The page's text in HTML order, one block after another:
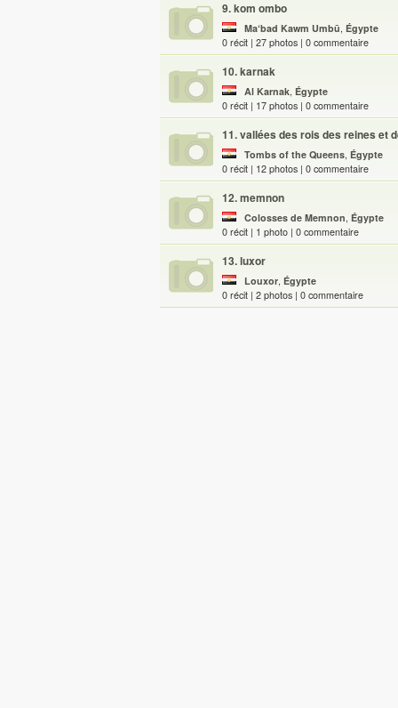
9. kom ombo
Ma‘bad Kawm Umbū, Égypte
0 récit | 27 photos | 0 commentaire
10. karnak
Al Karnak, Égypte
0 récit | 17 photos | 0 commentaire
11. vallées des rois des reines et
Tombs of the Queens, Égypte
0 récit | 12 photos | 0 commentaire
12. memnon
Colosses de Memnon, Égypte
0 récit | 1 photo | 0 commentaire
13. luxor
Louxor, Égypte
0 récit | 2 photos | 0 commentaire